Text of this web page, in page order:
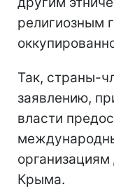
религиозным
Так, страны-
заявлению,
власти
Крыма.